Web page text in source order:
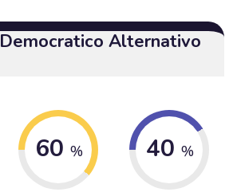
Alternativo
60 % 40 %